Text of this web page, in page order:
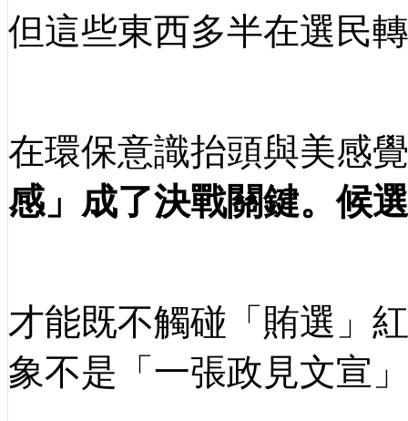
但這些東西多半在選民
在環保意識抬頭與美感
感」成了決戰關鍵。候
才能既不觸碰「賄選」
象不是「一張政見文宣」